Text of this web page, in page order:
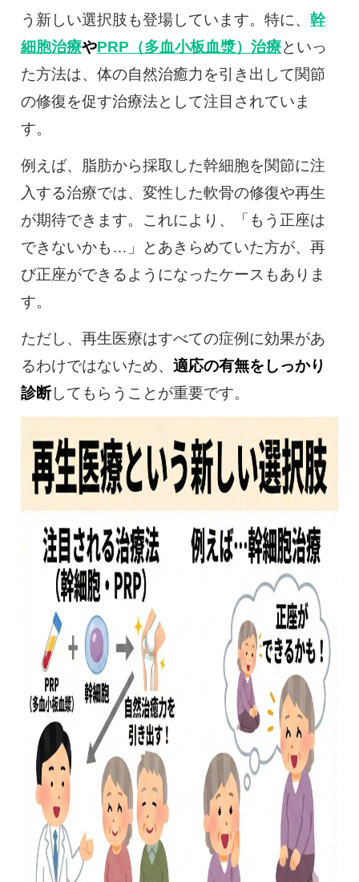
う新しい選択肢も登場しています。特に、 幹
細胞治療やPRP（多血小板血漿）治療といっ
た方法は、体の自然治癒力を引き出して関節
の修復を促す治療法として注目されていま
す。
例えば、脂肪から採取した幹細胞を関節に注
入する治療では、変性した軟骨の修復や再生
が期待できます。これにより、「もう正座は
できないかも…」とあきらめていた方が、再
び正座ができるようになったケースもありま
す。
ただし、再生医療はすべての症例に効果があ
るわけではないため、 適応の有無をしっかり
診断してもらうことが重要です。